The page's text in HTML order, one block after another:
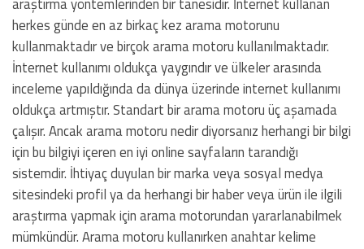
herkes günde en az birkaç kez arama motorunu
kullanmaktadır ve birçok arama motoru kullanılmaktadır.
İnternet kullanımı oldukça yaygındır ve ülkeler arasında
inceleme yapıldığında da dünya üzerinde internet kullanımı
oldukça artmıştır. Standart bir arama motoru üç aşamada
çalışır. Ancak arama motoru nedir diyorsanız herhangi bir bilgi
için bu bilgiyi içeren en iyi online sayfaların tarandığı
sistemdir. İhtiyaç duyulan bir marka veya sosyal medya
sitesindeki profil ya da herhangi bir haber veya ürün ile ilgili
araştırma yapmak için arama motorundan yararlanabilmek
mümkündür. Arama motoru kullanırken anahtar kelime